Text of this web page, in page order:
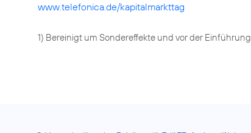
www.telefonica.de/kapitalmarkttag
1) Bereinigt um Sondereffekte und vor der